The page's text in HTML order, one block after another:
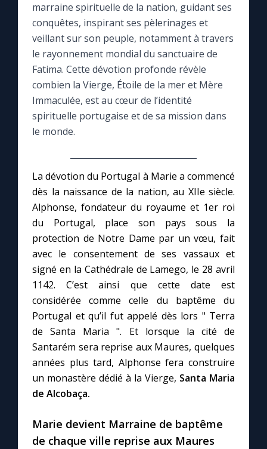
La newsletter
La vidéo de la semaine
Le compte Tiktok
Le magazine
Questions-réponses
Prier au quotidien
Avec Thérèse de Lisieux
L'Évangile chaque jour
Les premiers samedis du mois
Marie qui défait les nœuds
Me consacrer à Jésus par Marie
Mes intentions de prière
marraine spirituelle de la nation, guidant ses
conquêtes, inspirant ses pèlerinages et
veillant sur son peuple, notamment à travers
le rayonnement mondial du sanctuaire de
Fatima. Cette dévotion profonde révèle
combien la Vierge, Étoile de la mer et Mère
Immaculée, est au cœur de l’identité
spirituelle portugaise et de sa mission dans
le monde.
La dévotion du Portugal à Marie a commencé
dès la naissance de la nation, au XIIe siècle.
Alphonse, fondateur du royaume et 1er roi
du Portugal, place son pays sous la
protection de Notre Dame par un vœu, fait
avec le consentement de ses vassaux et
signé en la Cathédrale de Lamego, le 28 avril
1142. C’est ainsi que cette date est
considérée comme celle du baptême du
Portugal et qu’il fut appelé dès lors " Terra
de Santa Maria ". Et lorsque la cité de
Santarém sera reprise aux Maures, quelques
années plus tard, Alphonse fera construire
un monastère dédié à la Vierge, Santa Maria
de Alcobaça.
Marie devient Marraine de baptême
de chaque ville reprise aux Maures